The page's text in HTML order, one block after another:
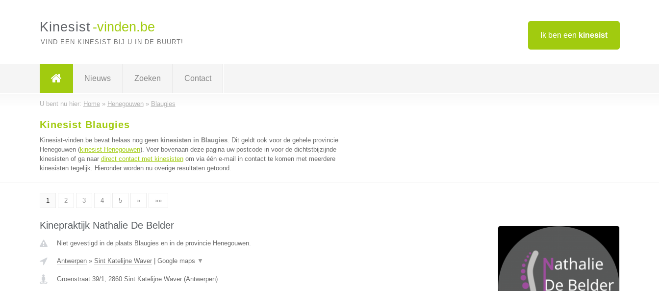
Ik ben een kinesist
Kinesist -vinden.be
VIND EEN KINESIST BIJ U IN DE BUURT!
Nieuws Zoeken Contact
U bent nu hier: Home» Henegouwen» Blaugies
Kinesist Blaugies
Kinesist-vinden.be bevat helaas nog geen kinesisten in Blaugies. Dit geldt ook voor de gehele provincie
Henegouwen (kinesist Henegouwen). Voer bovenaan deze pagina uw postcode in voor de dichtstbijzijnde
kinesisten of ga naar direct contact met kinesistenom via één e-mail in contact te komen met meerdere
kinesisten tegelijk. Hieronder worden nu overige resultaten getoond.
1 2 3 4 5 » »»
Kinepraktijk Nathalie De Belder
Niet gevestigd in de plaats Blaugies en in de provincie Henegouwen.
Antwerpen» Sint Katelijne Waver| Google maps ▼
Groenstraat 39/1, 2860 Sint Katelijne Waver(Antwerpen)